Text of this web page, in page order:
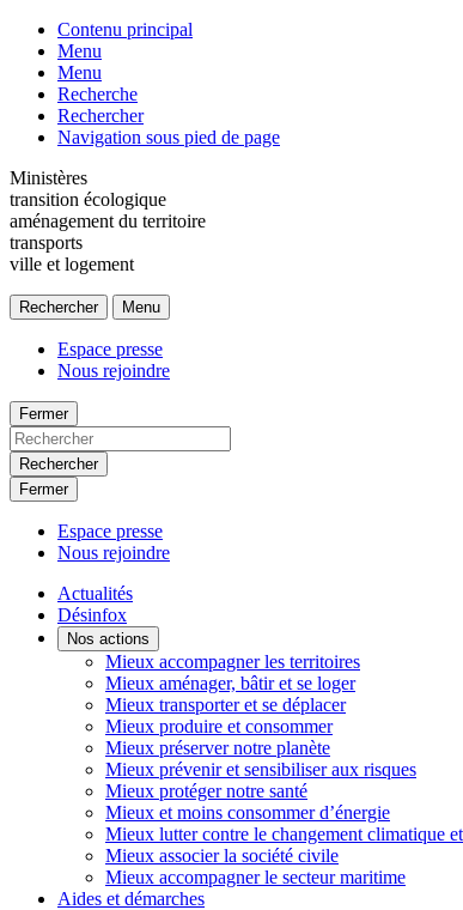
Contenu principal
Menu
Menu
Recherche
Rechercher
Navigation sous pied de page
Ministères
transition écologique
aménagement du territoire
transports
ville et logement
Rechercher Menu
Espace presse
Nous rejoindre
Fermer
Rechercher
Fermer
Espace presse
Nous rejoindre
Actualités
Désinfox
Nos actions
Mieux accompagner les territoires
Mieux aménager, bâtir et se loger
Mieux transporter et se déplacer
Mieux produire et consommer
Mieux préserver notre planète
Mieux prévenir et sensibiliser aux risques
Mieux protéger notre santé
Mieux et moins consommer d’énergie
Mieux lutter contre le changement climatique
Mieux associer la société civile
Mieux accompagner le secteur maritime
Aides et démarches